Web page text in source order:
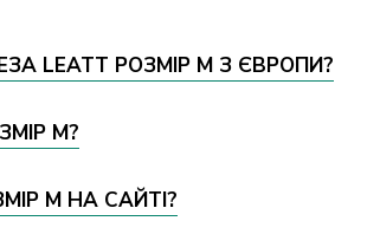
LEATT РОЗМІР M З ЄВРОПИ?
M?
M НА САЙТІ?